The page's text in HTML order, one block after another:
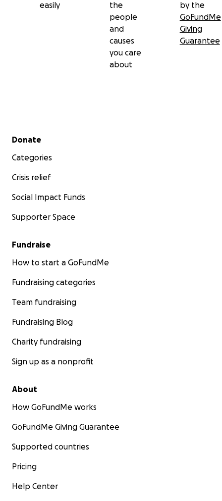
easily
the
people
and
causes
you care
about
by the
GoFundMe
Giving
Guarantee
Secondary menu
Donate
Categories
Crisis relief
Social Impact Funds
Supporter Space
Fundraise
How to start a GoFundMe
Fundraising categories
Team fundraising
Fundraising Blog
Charity fundraising
Sign up as a nonprofit
About
How GoFundMe works
GoFundMe Giving Guarantee
Supported countries
Pricing
Help Center